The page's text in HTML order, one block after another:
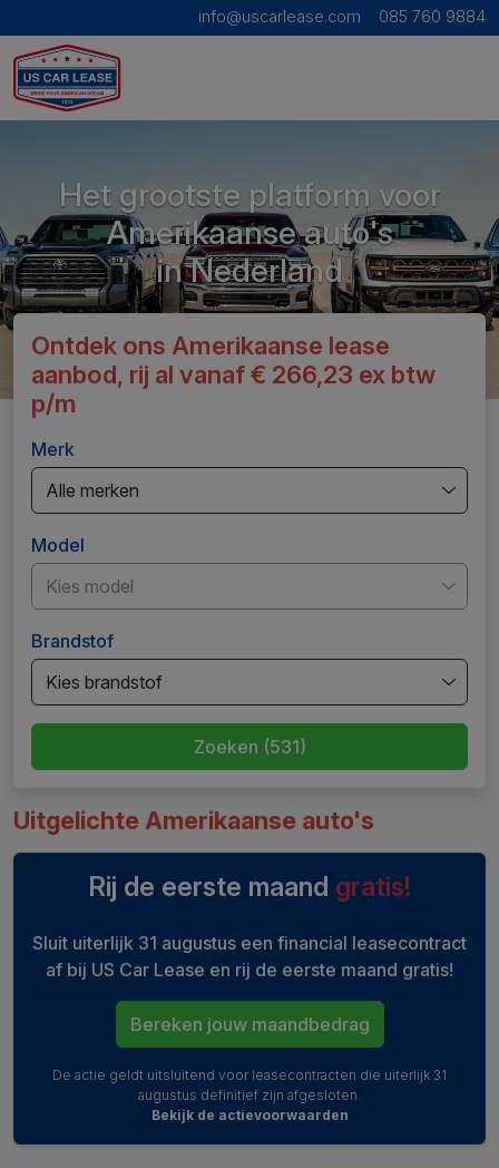
info@uscarlease.com 085 760 9884
Het grootste platform voor
Amerikaanse auto's
in Nederland
Ontdek ons Amerikaanse lease
aanbod, rij al vanaf € 266,23 ex btw
p/m
Merk
Alle merken
Model
Kies model
Brandstof
Kies brandstof
Zoeken (531)
Uitgelichte Amerikaanse auto's
Rij de eerste maand gratis!
Sluit uiterlijk 31 augustus een financial leasecontract
af bij US Car Lease en rij de eerste maand gratis!
Bereken jouw maandbedrag
De actie geldt uitsluitend voor leasecontracten die uiterlijk 31
augustus definitief zijn afgesloten.
Bekijk de actievoorwaarden